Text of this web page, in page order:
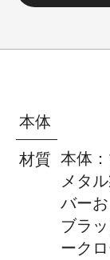
本体
材質 本体
メタ
バー
ブラ
ーク